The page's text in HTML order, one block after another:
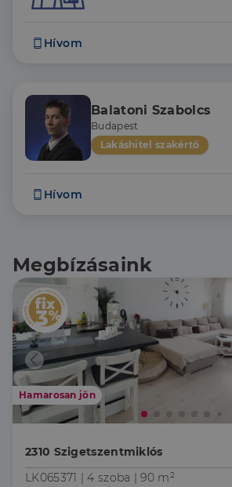
Hívom
Balatoni Szabolcs
Budapest
Lakáshitel szakértő
Hívom
Megbízásaink
Hamarosan jön
2310 Szigetszentmiklós
LK065371 |4 szoba | 90 m²